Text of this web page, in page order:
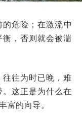
危险；在激流中
，否则就会被湍
往为时已晚，难
这正是为什么在
富的向导。